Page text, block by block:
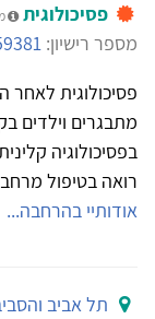
פסיכולוגית
מספר רישיון:
פסיכולוגית
מתבגרים וילדים
בפסיכולוגיה
רואה בטיפול
אודותיי בהרחבה...
תל אביב